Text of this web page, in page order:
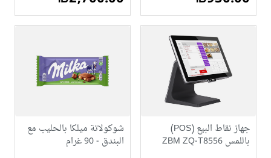
جهاز نقاط البيع (POS)
باللمس ZBM ZQ-T8556
شوكولاتة ميلكا بالحليب مع
البندق - 90 غرام